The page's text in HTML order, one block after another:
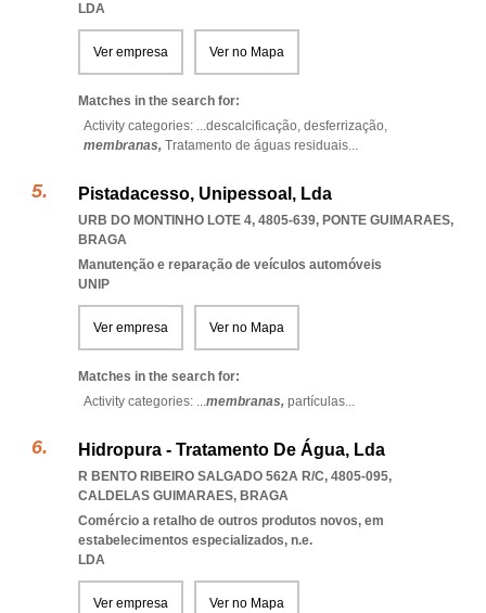
LDA
Ver empresa Ver no Mapa
Matches in the search for:
Activity categories: ...descalcificação, desferrização,
membranas, Tratamento de águas residuais...
Pistadacesso, Unipessoal, Lda
URB DO MONTINHO LOTE 4, 4805-639, PONTE GUIMARAES,
BRAGA
Manutenção e reparação de veículos automóveis
UNIP
Ver empresa Ver no Mapa
Matches in the search for:
Activity categories: ...membranas, partículas...
Hidropura - Tratamento De Água, Lda
R BENTO RIBEIRO SALGADO 562A R/C, 4805-095,
CALDELAS GUIMARAES, BRAGA
Comércio a retalho de outros produtos novos, em
estabelecimentos especializados, n.e.
LDA
Ver empresa Ver no Mapa